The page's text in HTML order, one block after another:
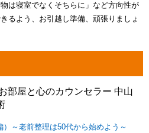
は寝室でなくそちらに」など方向性が
るよう、お引越し準備、頑張りましょ
部屋と心のカウンセラー 中山
～老前整理は50代から始めよう～